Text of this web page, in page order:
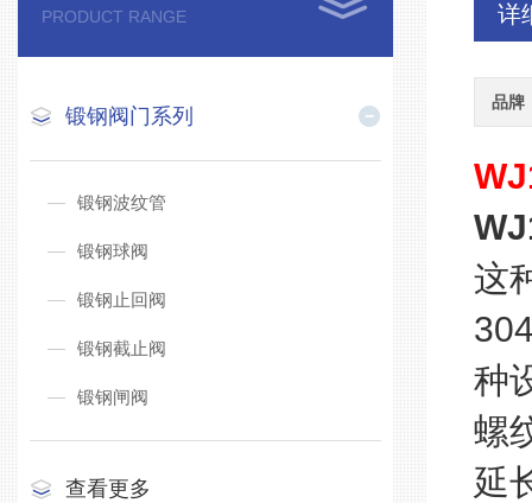
PRODUCT RANGE
锻钢阀门系列
锻钢波纹管
锻钢球阀
锻钢止回阀
锻钢截止阀
锻钢闸阀
查看更多
详
品牌
这
种
螺
延